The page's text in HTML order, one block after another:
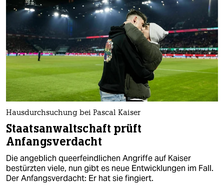
Hausdurchsuchung bei Pascal Kaiser
Staatsanwaltschaft prüft
Anfangsverdacht
Die angeblich queerfeindlichen Angriffe auf Kaiser
bestürzten viele, nun gibt es neue Entwicklungen im Fall.
Der Anfangsverdacht: Er hat sie fingiert.